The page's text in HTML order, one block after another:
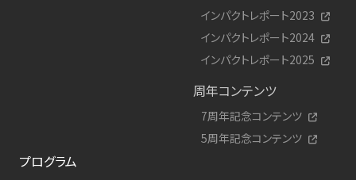
インパクトレポート2023
インパクトレポート2024
インパクトレポート2025
周年コンテンツ
7周年記念コンテンツ
5周年記念コンテンツ
プログラム